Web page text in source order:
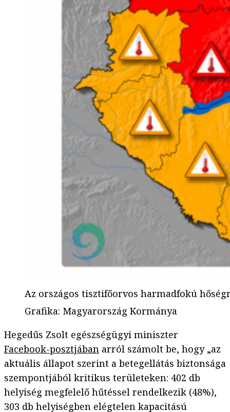
Az országos tisztifőorvos harmadfokú
Grafika: Magyarország Kormánya
Hegedűs Zsolt egészségügyi miniszter
Facebook-posztjában arról számolt be, hogy „az
aktuális állapot szerint a betegellátás biztonsága
szempontjából kritikus területeken: 402 db
helyiség megfelelő hűtéssel rendelkezik (48%),
303 db helyiségben elégtelen kapacitású